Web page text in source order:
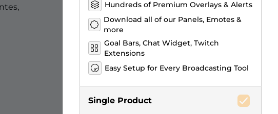
Hundreds of Premium Overlays & Alerts
Download all of our Panels, Emotes &
more
Goal Bars, Chat Widget, Twitch
Extensions
Easy Setup for Every Broadcasting Tool
Single Product